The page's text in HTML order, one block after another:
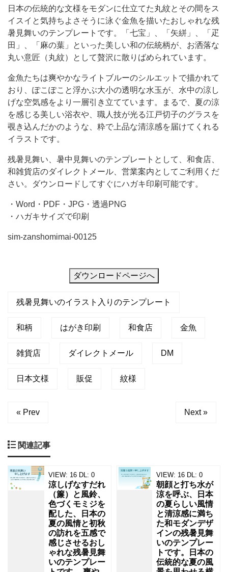
ち
よ
さ
そ
う
に
泳
ぐ
金
を
描
た
し
残
見
舞
の
ン
レ
ー
ト
で
ビジネス向けのデザインや知人・友人・先輩・上
司などに出す素材として利用する事が可能です。
多くのデザインがございますので、お好きなデザ
インをダウンロードし利用する事が出
日本の伝統的な文様をモダンに仕立てた丸紋とその間をス
イスイと気持ちよさそうに泳ぐ金魚を描いたおしゃれな残
暑見舞いのテンプレートです。「七宝」、「矢絣」、「疋
田」、「麻の葉」といった美しい和の伝統柄が、お洒落な
丸い意匠（丸紋）として贅沢に散りばめられています。
金魚たちは爽やかなライトブルーのシルエットで描かれて
おり、ぽこぽこと浮かぶ大小の透明な水玉が、水中の涼し
げな空気感をより一層引き立てています。まるで、夏の涼
を感じる美しい浴衣や、職人技が光る江戸切子のグラスを
覗き込んだかのような、粋で上品な清涼感を届けてくれる
イラストです。
残暑見舞い、暑中見舞いのテンプレートとして、和食店、
和雑貨店のダイレクトメール、営業案内としてご利用くだ
さい。ダウンロードしてすぐにハガキ印刷可能です。
・Word・PDF・JPG・透過PNG
・ハガキサイズで印刷
sim-zanshomimai-00125
ダウンロードページへ
残暑見舞いのイラスト入りのテンプレート
和柄 はがき印刷 和食店 金魚
雑貨店 ダイレクトメール DM
日本文様 販促 紋様
« Prev Next »
関連記事
VIEW: 16 DL: 0
涼しげなすだれ
（簾）と風鈴、
色づくモミジを
配した、日本の
夏の風情と初秋
の訪れを五感で
感じさせるおし
ゃれな残暑見舞
いのテンプレー
VIEW: 16 DL: 0
朝顔と打ち水が
涼を呼ぶ、日本
の夏らしい風情
と清涼感に満ち
た和モダンデザ
インの残暑見舞
いのテンプレー
トです。日本の
伝統的な夏の風